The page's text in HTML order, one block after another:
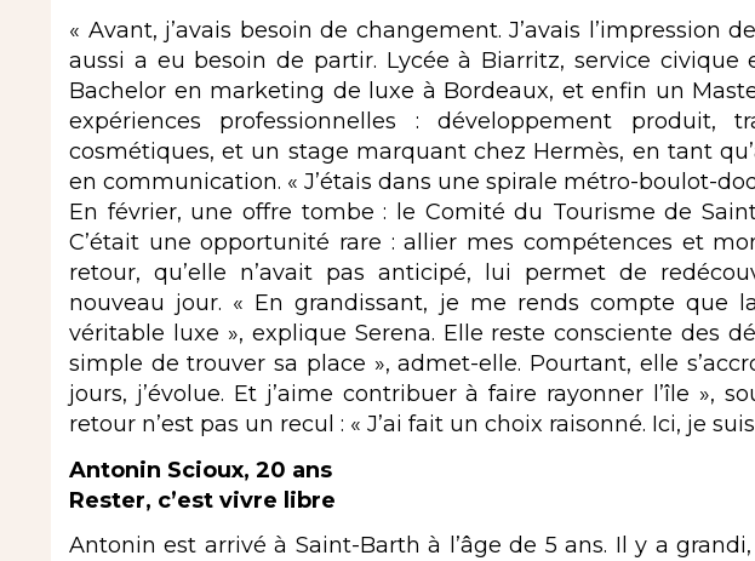
« Avant, j’avais besoin de changement. J’avais l’impression
aussi a eu besoin de partir. Lycée à Biarritz, service civique
Bachelor en marketing de luxe à Bordeaux, et enfin un
expériences professionnelles : développement produit,
cosmétiques, et un stage marquant chez Hermès, en tant
en communication. « J’étais dans une spirale métro-boulot-
En février, une offre tombe : le Comité du Tourisme de
C’était une opportunité rare : allier mes compétences et
retour, qu’elle n’avait pas anticipé, lui permet de
nouveau jour. « En grandissant, je me rends compte que
véritable luxe », explique Serena. Elle reste consciente des
simple de trouver sa place », admet-elle. Pourtant, elle
jours, j’évolue. Et j’aime contribuer à faire rayonner l’île »,
retour n’est pas un recul : « J’ai fait un choix raisonné. Ici, je
Antonin Scioux, 20 ans
Rester, c’est vivre libre
Antonin est arrivé à Saint-Barth à l’âge de 5 ans. Il y a